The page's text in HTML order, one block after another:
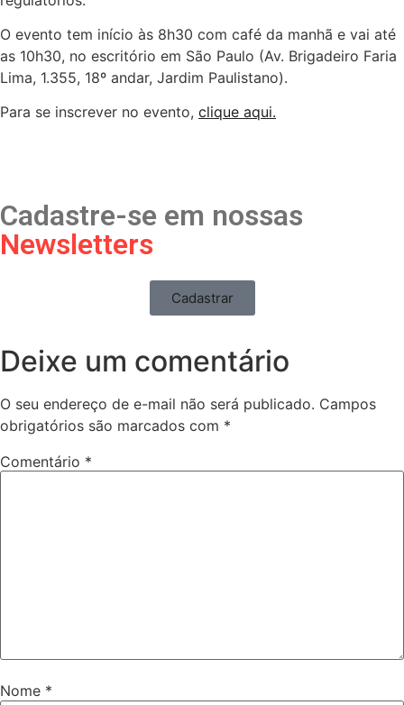
O evento tem início às 8h30 com café da manhã e vai até
as 10h30, no escritório em São Paulo (Av. Brigadeiro Faria
Lima, 1.355, 18º andar, Jardim Paulistano).
Para se inscrever no evento, clique aqui.
Cadastre-se em nossas
Newsletters
Cadastrar
Deixe um comentário
O seu endereço de e-mail não será publicado. Campos
obrigatórios são marcados com *
Comentário *
Nome *